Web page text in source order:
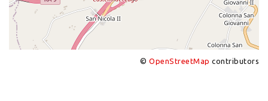
© OpenStreetMap contributors